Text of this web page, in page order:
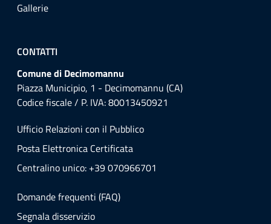
Gallerie
CONTATTI
Comune di Decimomannu
Piazza Municipio, 1 - Decimomannu (CA)
Codice fiscale / P. IVA: 80013450921
Ufficio Relazioni con il Pubblico
Posta Elettronica Certificata
Centralino unico: +39 070966701
Domande frequenti (FAQ)
Segnala disservizio